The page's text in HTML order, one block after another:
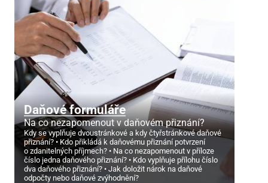
Daňové formuláře
Na co nezapomenout v daňovém přiznání?
Kdy se vyplňuje dvoustránkové a kdy čtyřstránkové daňové
přiznání?
Kdo přikládá k daňovému přiznání potvrzení
o zdanitelných příjmech?
Na co nezapomenout v příloze
číslo jedna daňového přiznání?
Kdo vyplňuje přílohu číslo
dva daňového přiznání?
Jak doložit nárok na daňové
odpočty nebo daňové zvýhodnění?